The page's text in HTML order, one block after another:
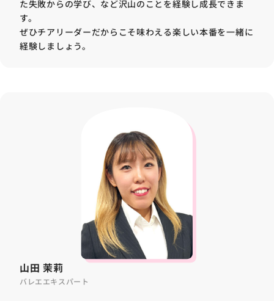
た失敗からの学び、など沢山のことを経験し成長できま
す。
ぜひチアリーダーだからこそ味わえる楽しい本番を一緒に
経験しましょう。
山田 茉莉
バレエエキスパート